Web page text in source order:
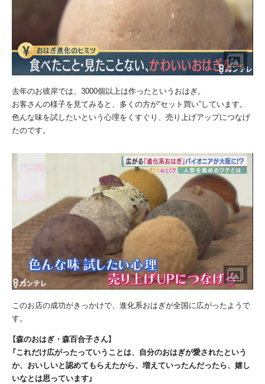
去年のお彼岸では、3000個以上は作ったというおはぎ。
お客さんの様子を見てみると、多くの方が“セット買い”しています。
色んな味を試したいという心理をくすぐり、売り上げアップにつなげ
たのです。
このお店の成功がきっかけで、進化系おはぎが全国に広がったようで
す。
【森のおはぎ・森百合子さん】
「これだけ広がったっていうことは、自分のおはぎが愛されたという
か、おいしいと認めてもらえたから、増えていったんだったら、嬉し
いなとは思っています」